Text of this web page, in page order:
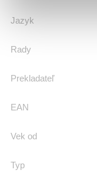
Jazyk
Rady
Prekladateľ
EAN
Vek od
Typ